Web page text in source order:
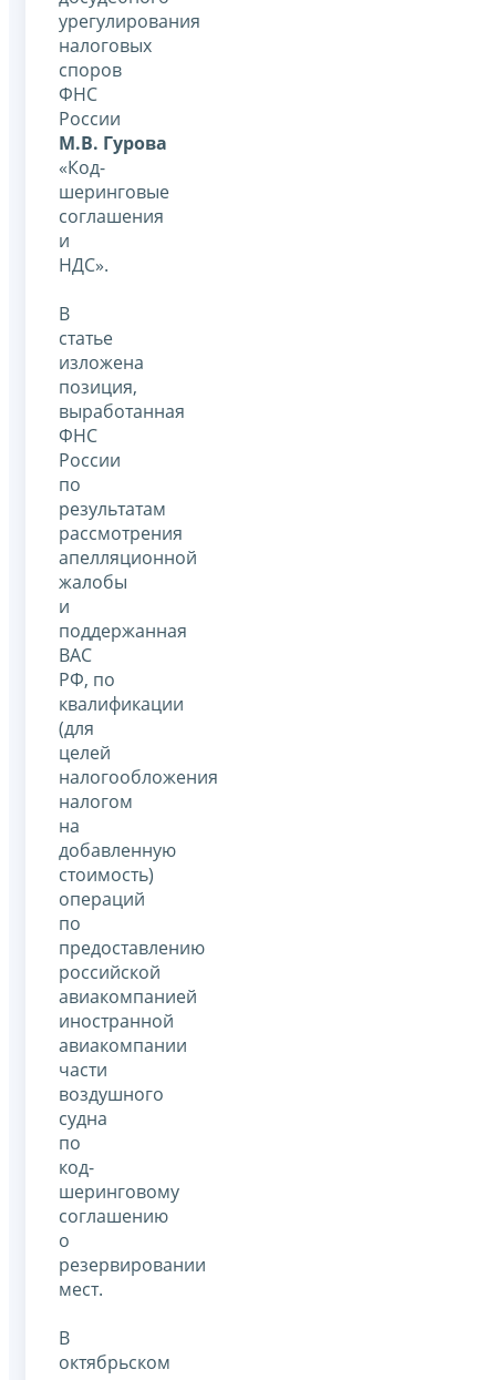
урегулирования
налоговых
споров
ФНС
России
М.В. Гурова
«Код-
шеринговые
соглашения
и
НДС».
В
статье
изложена
позиция,
выработанная
ФНС
России
по
результатам
рассмотрения
апелляционной
жалобы
и
поддержанная
ВАС
РФ, по
квалификации
(для
целей
налогообложения
налогом
на
добавленную
стоимость)
операций
по
предоставлению
российской
авиакомпанией
иностранной
авиакомпании
части
воздушного
судна
по
код-
шеринговому
соглашению
о
резервировании
мест.
В
октябрьском